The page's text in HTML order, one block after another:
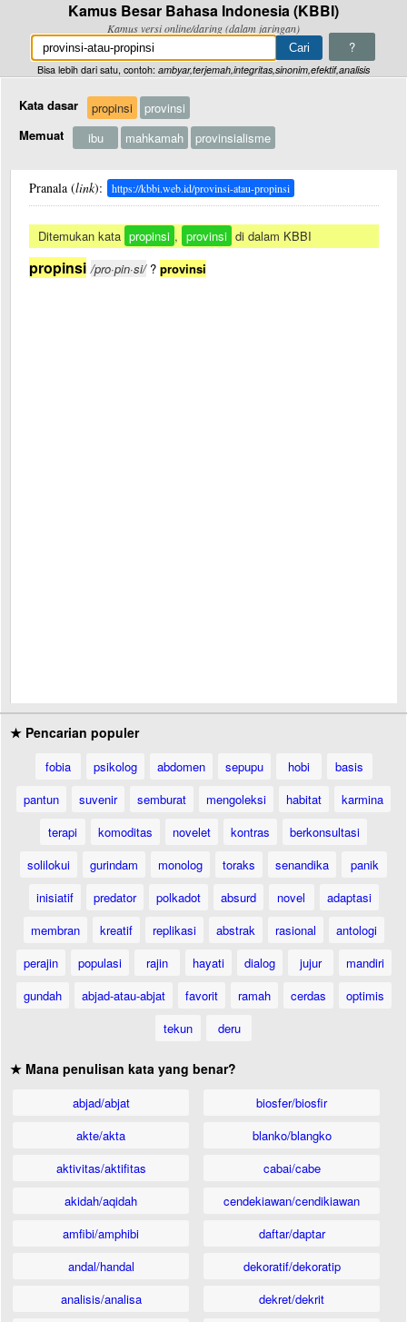
Kamus Besar Bahasa Indonesia (KBBI)
Kamus versi online/daring (dalam jaringan)
?
Bisa lebih dari satu, contoh: ambyar,terjemah,integritas,sinonim,efektif,analisis
Kata dasar propinsi
provinsi
Memuat
ibu mahkamah provinsialisme
Pranala (link): https://kbbi.web.id/provinsi-atau-propinsi
Ditemukan kata propinsi , provinsi di dalam KBBI
propinsi /pro·pin·si/? provinsi
★ Pencarian populer
fobia psikolog abdomen sepupu hobi
basis
pantun
suvenir semburat mengoleksi habitat
karmina
terapi
komoditas novelet kontras
berkonsultasi
solilokui
gurindam monolog toraks senandika
panik
inisiatif
predator polkadot absurd novel
adaptasi
membran
kreatif replikasi abstrak rasional
antologi
perajin
populasi rajin hayati dialog jujur
mandiri
gundah
abjad-atau-abjat favorit ramah cerdas
optimis
tekun
deru
★ Mana penulisan kata yang benar?
abjad/abjat
akte/akta
aktivitas/aktifitas
akidah/aqidah
amfibi/amphibi
andal/handal
analisis/analisa
biosfer/biosfir
blanko/blangko
cabai/cabe
cendekiawan/cendikiawan
daftar/daptar
dekoratif/dekoratip
dekret/dekrit